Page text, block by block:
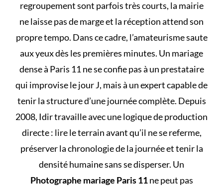
regroupement sont parfois très courts, la mairie
ne laisse pas de marge et la réception attend son
propre tempo. Dans ce cadre, l’amateurisme saute
aux yeux dès les premières minutes. Un mariage
dense à Paris 11 ne se confie pas à un prestataire
qui improvise le jour J, mais à un expert capable de
tenir la structure d’une journée complète. Depuis
2008, Idir travaille avec une logique de production
directe : lire le terrain avant qu’il ne se referme,
préserver la chronologie de la journée et tenir la
densité humaine sans se disperser. Un
Photographe mariage Paris 11ne peut pas